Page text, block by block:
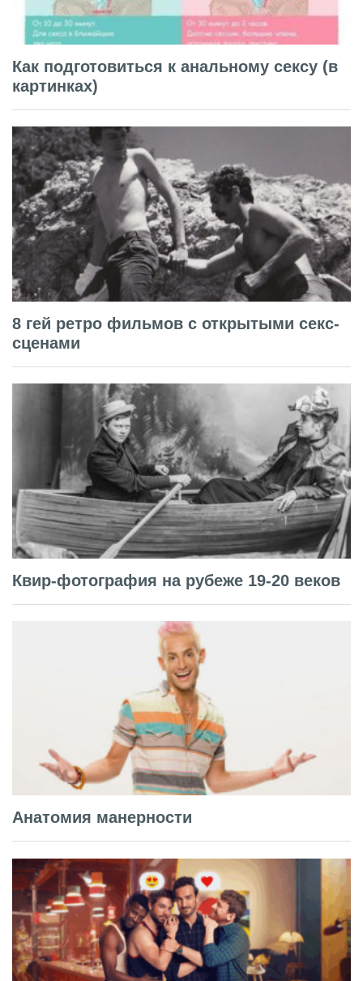
Как подготовиться к анальному сексу (в
картинках)
8 гей ретро фильмов с открытыми секс-
сценами
Квир-фотография на рубеже 19-20 веков
Анатомия манерности